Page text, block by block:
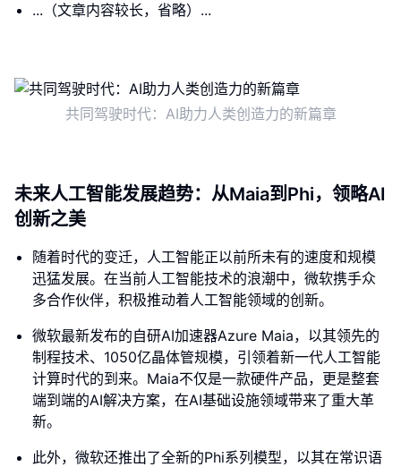
...（文章内容较长，省略）...
共同驾驶时代：AI助力人类创造力的新篇章
未来人工智能发展趋势：从Maia到Phi，领略AI
创新之美
随着时代的变迁，人工智能正以前所未有的速度和规模
迅猛发展。在当前人工智能技术的浪潮中，微软携手众
多合作伙伴，积极推动着人工智能领域的创新。
微软最新发布的自研AI加速器Azure Maia，以其领先的
制程技术、1050亿晶体管规模，引领着新一代人工智能
计算时代的到来。Maia不仅是一款硬件产品，更是整套
端到端的AI解决方案，在AI基础设施领域带来了重大革
新。
此外，微软还推出了全新的Phi系列模型，以其在常识语